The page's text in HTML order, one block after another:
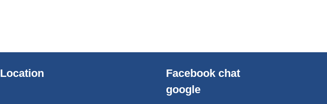
Location
Facebook chat
google